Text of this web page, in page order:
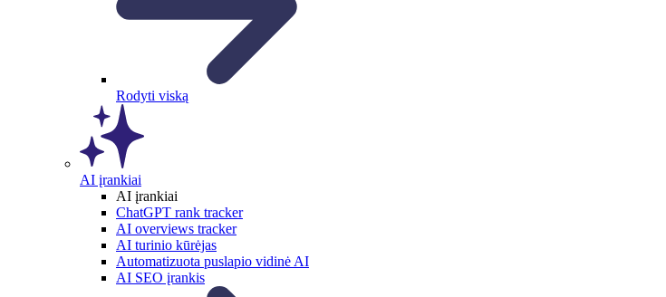
Rodyti viską
AI įrankiai
AI įrankiai
ChatGPT rank tracker
AI overviews tracker
AI turinio kūrėjas
Automatizuota puslapio vidinė AI
AI SEO įrankis